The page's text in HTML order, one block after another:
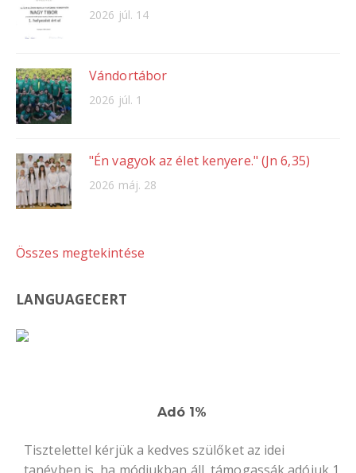
2026 júl. 14
Vándortábor
2026 júl. 1
"Én vagyok az élet kenyere." (Jn 6,35)
2026 máj. 28
Összes megtekintése
LANGUAGECERT
Adó 1%
Tisztelettel kérjük a kedves szülőket az idei